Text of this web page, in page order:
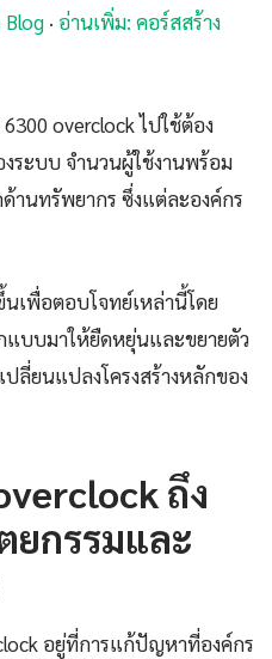
Blog · อ่านเพิ่ม: คอร์สสร้าง
overclock ไปใช้ต้อง
ระบบ จำนวนผู้ใช้งานพร้อม
นทรัพยากร ซึ่งแต่ละองค์กร
เพื่อตอบโจทย์เหล่านี้โดย
แบบมาให้ยืดหยุ่นและขยายตัว
ปลี่ยนแปลงโครงสร้างหลักของ
ถึง
กรรมและ
อยู่ที่การแก้ปัญหาที่องค์กร